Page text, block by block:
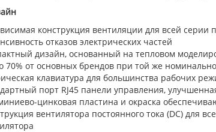
конструкция вентиляции для всей
отказов электрических частей
дизайн, основанный на тепловом
70% от основных брендов при той же
клавиатура для большинства рабочих
порт RJ45 панели управления,
цинковая пластина и окраска
вентилятора постоянного тока (DC) для